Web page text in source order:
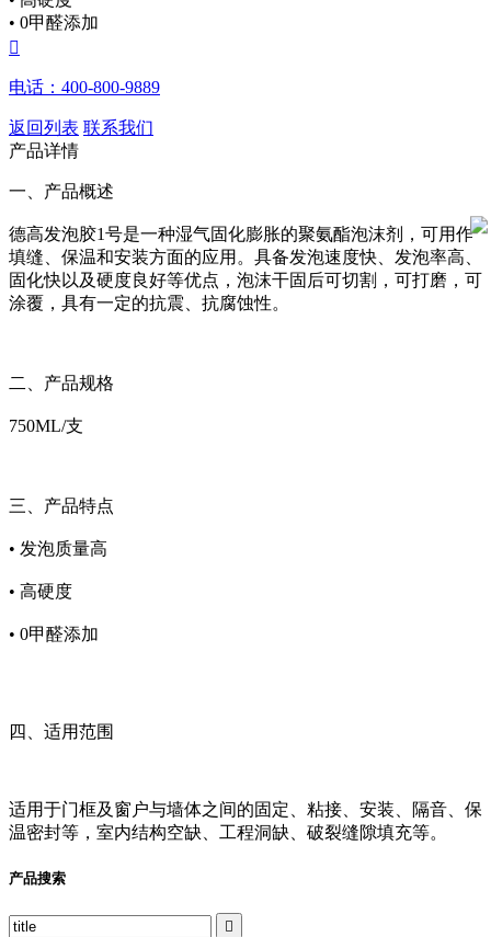
• 0甲醛添加

电话：400-800-9889
返回列表 联系我们
产品详情
一、产品概述
德高发泡胶1号是一种湿气固化膨胀的聚氨酯泡沫剂，可用作
填缝、保温和安装方面的应用。具备发泡速度快、发泡率高、
固化快以及硬度良好等优点，泡沫干固后可切割，可打磨，可
涂覆，具有一定的抗震、抗腐蚀性。
二、产品规格
750ML/支
三、产品特点
• 发泡质量高
• 高硬度
• 0甲醛添加
四、适用范围
适用于门框及窗户与墙体之间的固定、粘接、安装、隔音、保
温密封等，室内结构空缺、工程洞缺、破裂缝隙填充等。
产品搜索
